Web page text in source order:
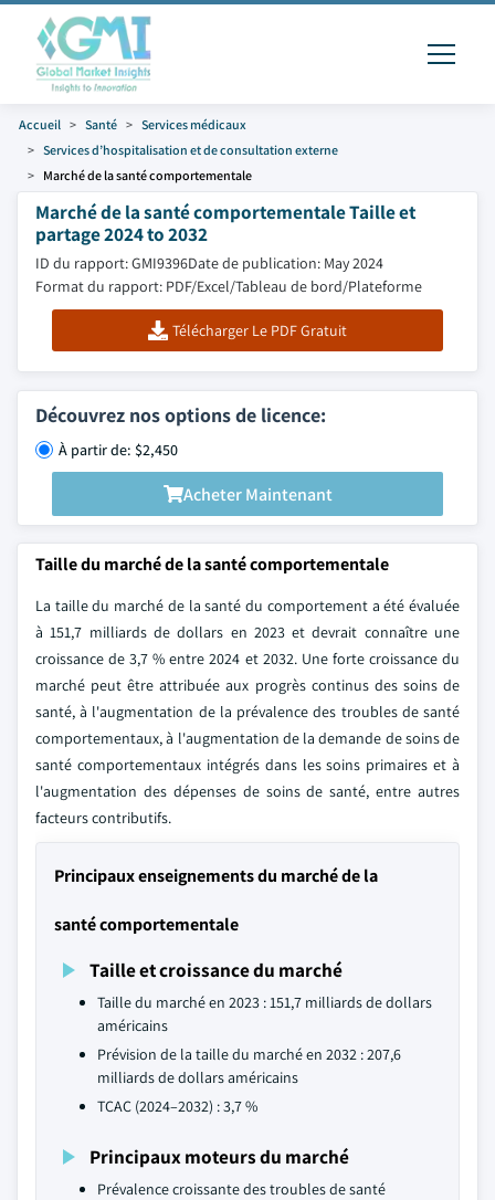
Accueil Santé
Services médicaux
Services d’hospitalisation et de consultation externe
Marché de la santé comportementale
Marché de la santé comportementale Taille et
partage 2024 to 2032
ID du rapport: GMI9396Date de publication: May 2024
Format du rapport: PDF/Excel/Tableau de bord/Plateforme
Télécharger Le PDF Gratuit
Découvrez nos options de licence:
À partir de: $2,450
Acheter Maintenant
Taille du marché de la santé comportementale
La taille du marché de la santé du comportement a été évaluée
à 151,7 milliards de dollars en 2023 et devrait connaître une
croissance de 3,7 % entre 2024 et 2032. Une forte croissance du
marché peut être attribuée aux progrès continus des soins de
santé, à l'augmentation de la prévalence des troubles de santé
comportementaux, à l'augmentation de la demande de soins de
santé comportementaux intégrés dans les soins primaires et à
l'augmentation des dépenses de soins de santé, entre autres
facteurs contributifs.
Principaux enseignements du marché de la
santé comportementale
Taille et croissance du marché
Taille du marché en 2023 : 151,7 milliards de dollars
américains
Prévision de la taille du marché en 2032 : 207,6
milliards de dollars américains
TCAC (2024–2032) : 3,7 %
Principaux moteurs du marché
Prévalence croissante des troubles de santé